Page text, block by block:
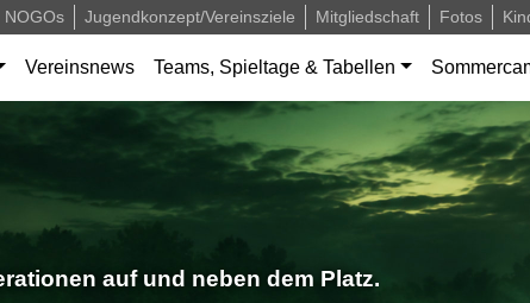
NOGOs Jugendkonzept/Vereinsziele Mitgliedschaft Fotos
Vereinsnews Teams, Spieltage & Tabellen
auf und neben dem Platz.